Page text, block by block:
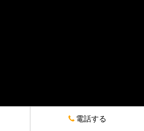
電話する